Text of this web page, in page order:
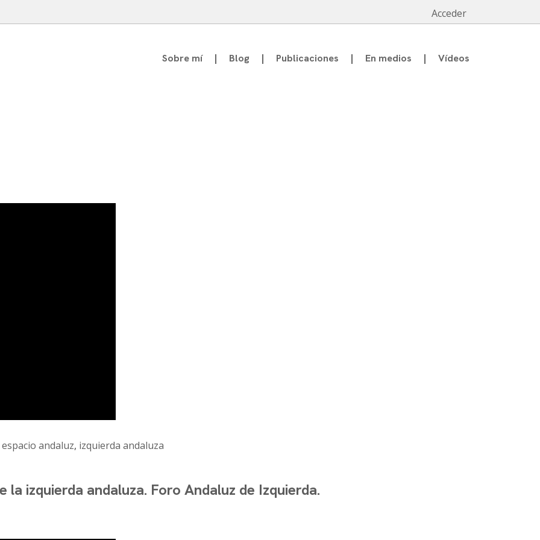
Acceder
Sobre mí Blog Publicaciones En medios Vídeos
espacio andaluz, izquierda andaluza
izquierda andaluza. Foro Andaluz de Izquierda.